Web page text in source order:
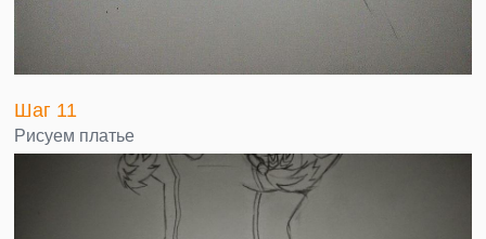
Шаг 11
Рисуем платье